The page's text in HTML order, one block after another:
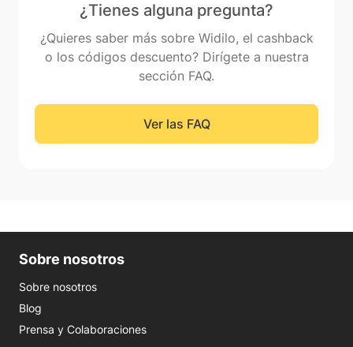
¿Tienes alguna pregunta?
¿Quieres saber más sobre Widilo, el cashback
o los códigos descuento? Dirígete a nuestra
sección FAQ.
Ver las FAQ
Sobre nosotros
Sobre nosotros
Blog
Prensa y Colaboraciones